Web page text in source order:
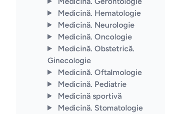
Medicină. Hematologie
Medicină. Neurologie
Medicină. Oncologie
Medicină. Obstetrică.
Ginecologie
Medicină. Oftalmologie
Medicină. Pediatrie
Medicină sportivă
Medicină. Stomatologie